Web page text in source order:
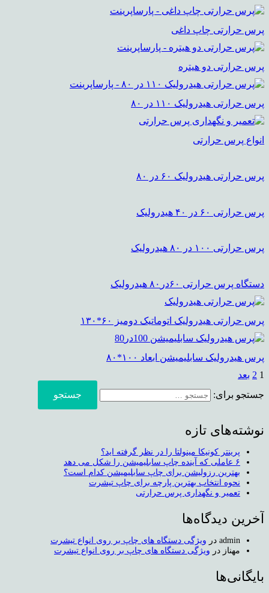
پرس حرارتی چاپ داغی
پرس حرارتی دو هیتره
پرس حرارتی هیدرولیک ۱۱۰ در ۸۰
انواع پرس حرارتی
پرس حرارتی هیدرولیک ۶۰ در ۸۰
پرس حرارتی ۶۰ در ۴۰ هیدرولیک
پرس حرارتی ۱۰۰ در ۸۰ هیدرولیک
دستگاه پرس حرارتی ۶۰در۸۰ هیدرولیک
پرس حرارتی هیدرولیک اتوماتیک دومیز ۶۰*۱۳۰
پرس هیدرولیک سابلیمیشن ابعاد ۱۰۰*۸۰
1
2 بعد
جستجو برای:
نوشته‌های تازه
پرینتر کونیکا مینولتا را در نظر گرفته اید؟
۶ عاملی که آینده چاپ سابلیمیشن را شکل می دهد
بهترین رزولیشن برای چاپ سابلیمیشن کدام است؟
نحوه انتخاب بهترین پارچه برای چاپ تیشرت
تعمیر و نگهداری پرس حرارتی
آخرین دیدگاه‌ها
admin در ویژگی دستگاه های چاپ بر روی انواع تیشرت
مهناز در ویژگی دستگاه های چاپ بر روی انواع تیشرت
بایگانی‌ها